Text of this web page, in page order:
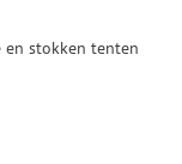
en stokken tenten